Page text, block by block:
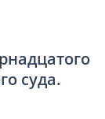
суда.